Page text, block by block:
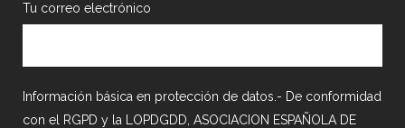
Tu correo electrónico
Información básica en protección de datos.- De conformidad
con el RGPD y la LOPDGDD, ASOCIACION ESPAÑOLA DE